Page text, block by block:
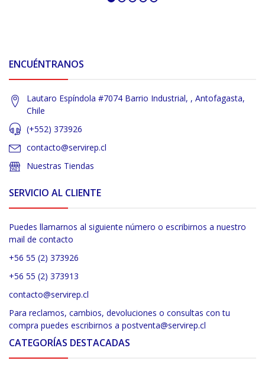
ENCUÉNTRANOS
Lautaro Espíndola #7074 Barrio Industrial, , Antofagasta,
Chile
(+552) 373926
contacto@servirep.cl
Nuestras Tiendas
SERVICIO AL CLIENTE
Puedes llamarnos al siguiente número o escribirnos a nuestro
mail de contacto
+56 55 (2) 373926
+56 55 (2) 373913
contacto@servirep.cl
Para reclamos, cambios, devoluciones o consultas con tu
compra puedes escribirnos a postventa@servirep.cl
CATEGORÍAS DESTACADAS